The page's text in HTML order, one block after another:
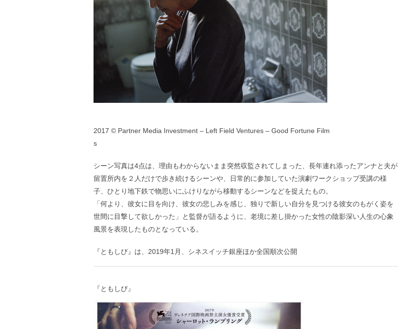
2017 © Partner Media Investment – Left Field Ventures – Good Fortune Film
s
シーン写真は4点は、理由もわからないまま突然収監されてしまった、長年連れ添ったアンナと夫が
留置所内を２人だけで歩き続けるシーンや、日常的に参加していた演劇ワークショップ受講の様
子、ひとり地下鉄で物思いにふけりながら移動するシーンなどを捉えたもの。
「何より、彼女に目を向け、彼女の悲しみを感じ、独りで新しい自分を見つける彼女のもがく姿を
世間に目撃して欲しかった」と監督が語るように、老境に差し掛かった女性の陰影深い人生の心象
風景を表現したものとなっている。
『ともしび』は、2019年1月、シネスイッチ銀座ほか全国順次公開
『ともしび』